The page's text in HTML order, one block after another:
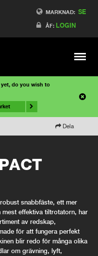
MARKNAD: SE
ÅF: LOGIN
Meny
yet, do you wish to
Dela
snabbfäste, ett mer
effektiva tiltrotatorn, har
av redskap,
för att fungera perfekt
blir redo för många olika
om grävning, lyft,